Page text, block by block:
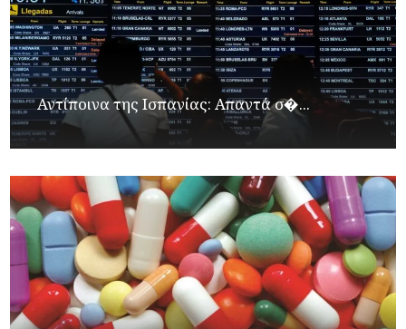
Αντίποινα της Ισπανίας: Απαντά σ�...